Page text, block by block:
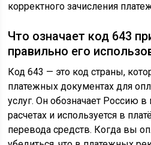
корректного зачисления
Что означает код 643
правильно его
Код 643 — это код страны,
платежных документах для
услуг. Он обозначает Россию
расчетах и используется в
перевода средств. Когда вы